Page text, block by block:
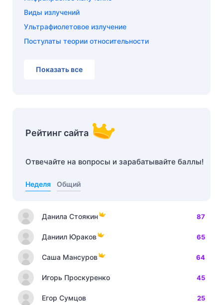
Виды излучений
Ультрафиолетовое излучение
Постулаты теории относительности
Показать все
Рейтинг сайта
Отвечайте на вопросы и зарабатывайте баллы!
Неделя Общий
Данила Стоякин 87
Даниил Юраков 65
Саша Мансуров 64
Игорь Проскуренко 45
Егор Сумцов 25